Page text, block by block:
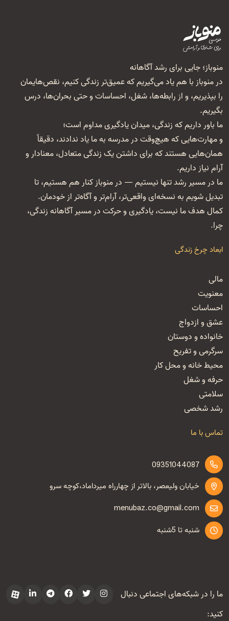
منوباز؛ جایی برای رشد آگاهانه
در منوباز با هم یاد می‌گیریم که عمیق‌تر زندگی کنیم، نقص‌هایمان
را بپذیریم، و از رابطه‌ها، شغل‌، احساسات و حتی بحران‌ها، درس
بگیریم.
ما باور داریم که زندگی، میدان یادگیری مداوم است؛
و مهارت‌هایی که هیچ‌وقت در مدرسه به ما یاد ندادند، دقیقاً
همان‌هایی هستند که برای داشتن یک زندگی متعادل، معنا‌دار و
آرام نیاز داریم.
ما در مسیر رشد تنها نیستیم — در منوباز کنار هم هستیم، تا
تبدیل شویم به نسخه‌ای واقعی‌تر، آرام‌تر و آگاه‌تر از خودمان.
کمال هدف ما نیست، یادگیری و حرکت در مسیر آگاهانه زندگی،
چرا.
ابعاد چرخ زندگی
مالی
معنویت
احساسات
عشق و ازدواج
خانواده و دوستان
سرگرمی و تفریح
محیط خانه و محل کار
حرفه و شغل
سلامتی
رشد شخصی
تماس با ما
09351044087
خیابان ولیعصر، بالاتر از چهارراه میرداماد،کوچه سرو
menubaz.co@gmail.com
شنبه تا 5شنبه
ما را در شبکه‌های اجتماعی دنبال
کنید: